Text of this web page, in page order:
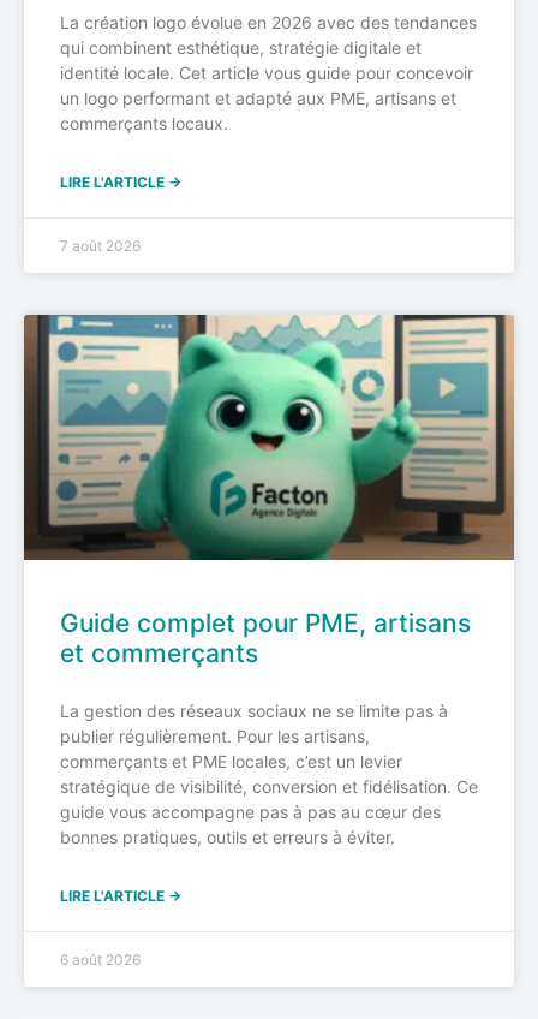
La création logo évolue en 2026 avec des tendances
qui combinent esthétique, stratégie digitale et
identité locale. Cet article vous guide pour concevoir
un logo performant et adapté aux PME, artisans et
commerçants locaux.
LIRE L'ARTICLE →
7 août 2026
Guide complet pour PME, artisans
et commerçants
La gestion des réseaux sociaux ne se limite pas à
publier régulièrement. Pour les artisans,
commerçants et PME locales, c’est un levier
stratégique de visibilité, conversion et fidélisation. Ce
guide vous accompagne pas à pas au cœur des
bonnes pratiques, outils et erreurs à éviter.
LIRE L'ARTICLE →
6 août 2026